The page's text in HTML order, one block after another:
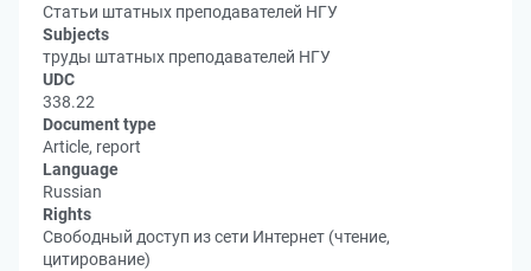
Статьи штатных преподавателей НГУ
Subjects
труды штатных преподавателей НГУ
UDC
338.22
Document type
Article, report
Language
Russian
Rights
Свободный доступ из сети Интернет (чтение,
цитирование)